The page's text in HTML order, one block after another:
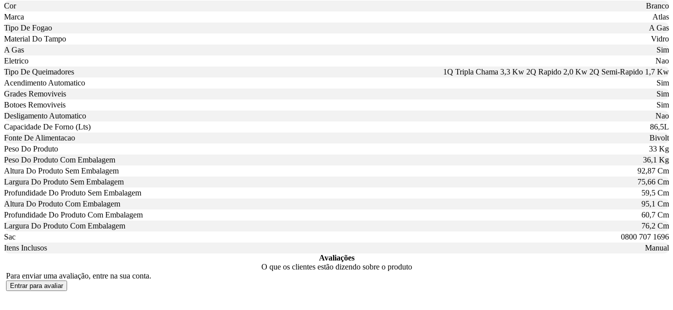
Cor
Branco
Marca
Atlas
Tipo De Fogao
A Gas
Material Do Tampo
Vidro
A Gas
Sim
Eletrico
Nao
Tipo De Queimadores
1Q Tripla Chama 3,3 Kw 2Q Rapido 2,0 Kw 2Q Semi-Rapido 1,7 Kw
Acendimento Automatico
Sim
Grades Removiveis
Sim
Botoes Removiveis
Sim
Desligamento Automatico
Nao
Capacidade De Forno (Lts)
86,5L
Fonte De Alimentacao
Bivolt
Peso Do Produto
33 Kg
Peso Do Produto Com Embalagem
36,1 Kg
Altura Do Produto Sem Embalagem
92,87 Cm
Largura Do Produto Sem Embalagem
75,66 Cm
Profundidade Do Produto Sem Embalagem
59,5 Cm
Altura Do Produto Com Embalagem
95,1 Cm
Profundidade Do Produto Com Embalagem
60,7 Cm
Largura Do Produto Com Embalagem
76,2 Cm
Sac
0800 707 1696
Itens Inclusos
Manual
Avaliações
O que os clientes estão dizendo sobre o produto
Para enviar uma avaliação, entre na sua conta.
Entrar para avaliar